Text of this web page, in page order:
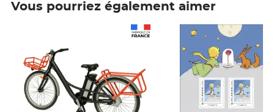
Vous pourriez également aimer
Prix 7,50€